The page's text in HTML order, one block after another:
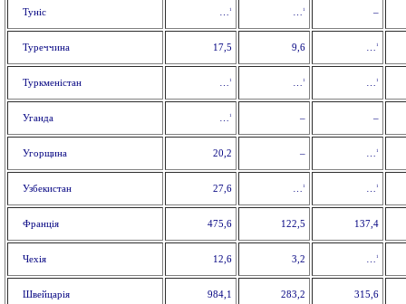
Туніс …1 …1 –
Туреччина 17,5 9,6 …1
Туркменістан …1 …1 …1
Уганда …1 – –
Угорщина 20,2 – …1
Узбекистан 27,6 …1 …1
Франція 475,6 122,5 137,4
Чехія 12,6 3,2 …1
Швейцарія 984,1 283,2 315,6